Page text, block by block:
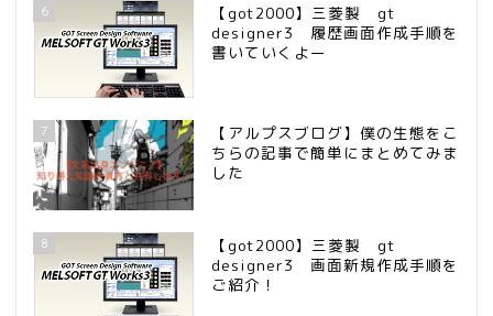
6
【got2000】三菱製 gt
designer3 履歴画面作成手順を
書いていくよー
7
【アルプスブログ】僕の生態をこ
ちらの記事で簡単にまとめてみま
した
8
【got2000】三菱製 gt
designer3 画面新規作成手順を
ご紹介！